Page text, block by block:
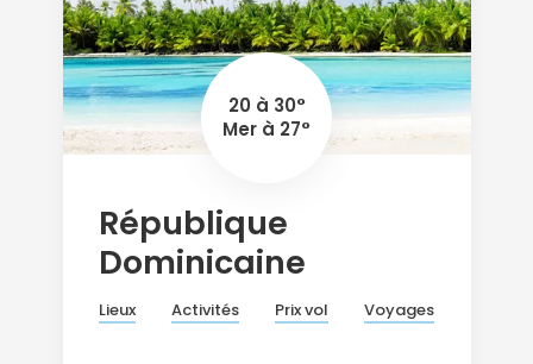
20 à 30°
Mer à 27°
République
Dominicaine
Lieux Activités Prix vol Voyages